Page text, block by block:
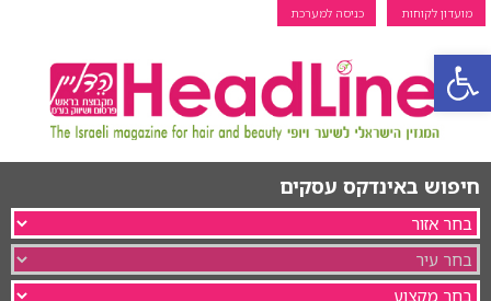
פתח סרגל נגישות
מועדון לקוחות כניסה למערכת
חיפוש באינדקס עסקים